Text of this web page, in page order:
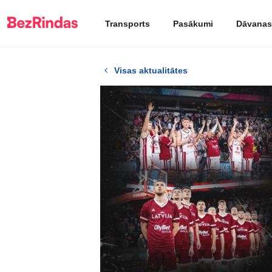
Transports Pasākumi Dāvanas
Visas aktualitātes